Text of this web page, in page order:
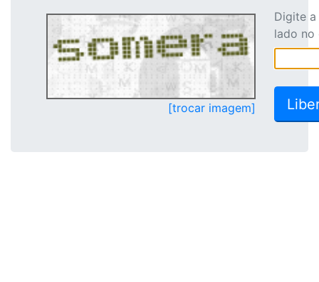
[trocar imagem]
Digite
lado no